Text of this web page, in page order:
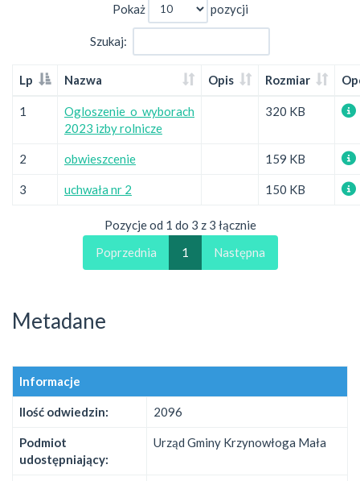
Pokaż pozycji
Szukaj:
Lp Nazwa Opis Rozmiar
1
Ogloszenie_o_wyborach
2023 izby rolnicze
320 KB
2 obwieszcenie 159 KB
3 uchwała nr 2 150 KB
Pozycje od 1 do 3 z 3 łącznie
Poprzednia
1 Następna
Metadane
Informacje
Ilość odwiedzin: 2096
Podmiot
udostępniający:
Urząd Gminy Krzynowłoga Mała